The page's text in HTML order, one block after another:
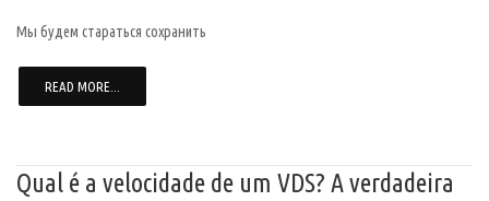
Мы будем стараться сохранить
READ MORE...
Qual é a velocidade de um VDS? A verdadeira